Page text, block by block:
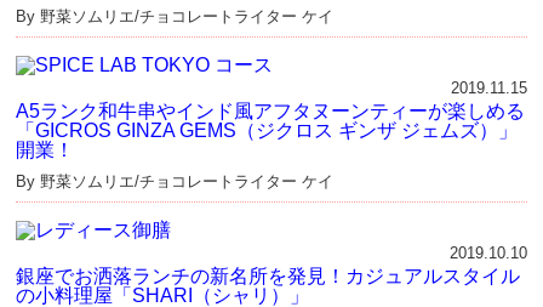
By 野菜ソムリエ/チョコレートライター ケイ
2019.11.15
A5ランク和牛串やインド風アフタヌーンティーが楽しめる
「GICROS GINZA GEMS（ジクロス ギンザ ジェムズ）」
開業！
By 野菜ソムリエ/チョコレートライター ケイ
2019.10.10
銀座でお洒落ランチの新名所を発見！カジュアルスタイル
の小料理屋「SHARI（シャリ）」